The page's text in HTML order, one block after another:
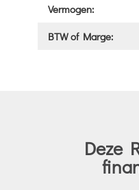
Vermogen:
BTW of Marge:
Deze